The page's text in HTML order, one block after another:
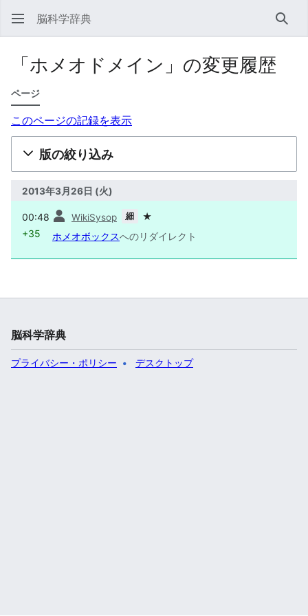
脳科学辞典 検索
「ホメオドメイン」の変更履歴
ページ
このページの記録を表示
版の絞り込み
2013年3月26日 (火)
00:48 WikiSysop 細
+35 ホメオボックスへのリダイレクト
★
脳科学辞典
プライバシー・ポリシー デスクトップ